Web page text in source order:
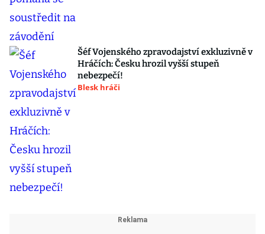
Šéf Vojenského zpravodajství exkluzivně v
Hráčích: Česku hrozil vyšší stupeň
nebezpečí!
Blesk hráči